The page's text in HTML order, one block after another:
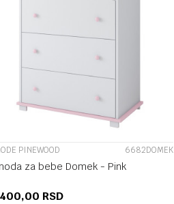
PINEWOOD 6682DOMEK
za bebe Domek - Pink
RSD